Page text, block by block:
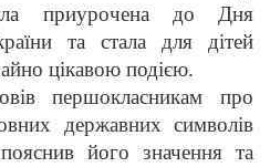
приурочена до Дня
та стала для дітей
цікавою подією.
першокласникам про
державних символів
його значення та